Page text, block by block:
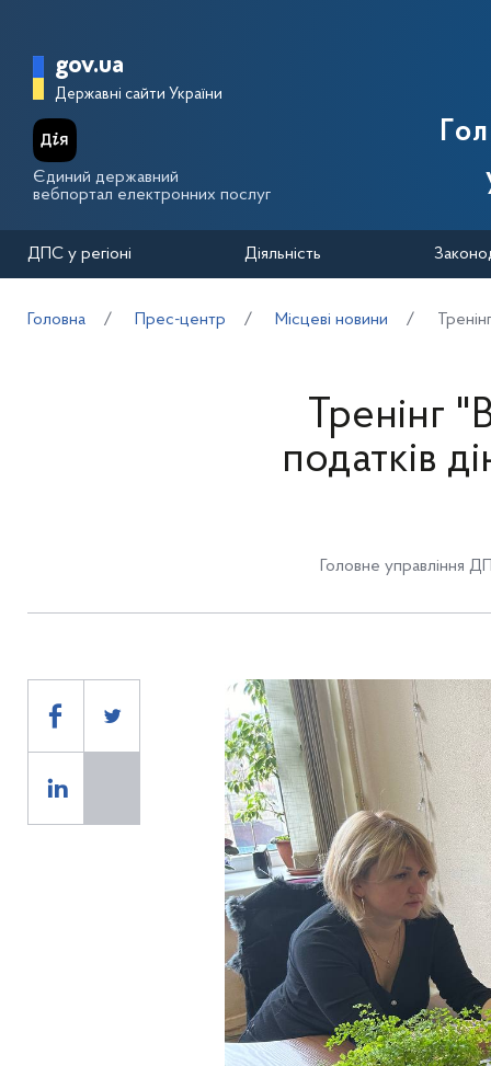
Головна сторінка Державної
gov.ua
Державні сайти України
Єдиний державний
вебпортал електронних послуг
ДПС у регіоні Діяльність
Головна Прес-центр Місцеві новини
Тренінг
податків
Головне управління